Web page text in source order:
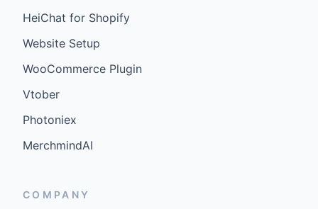
HeiChat for Shopify
Website Setup
WooCommerce Plugin
Vtober
Photoniex
MerchmindAI
COMPANY